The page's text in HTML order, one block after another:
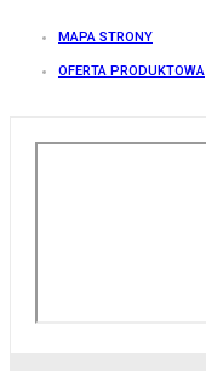
MAPA STRONY
OFERTA PRODUKTOWA